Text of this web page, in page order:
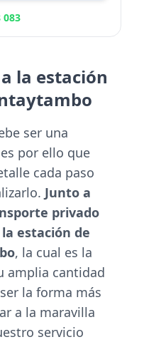
la estación
ser una
por ello que
cada paso
Junto a
privado
estación de
, la cual es la
amplia cantidad
la forma más
a la maravilla
servicio
083